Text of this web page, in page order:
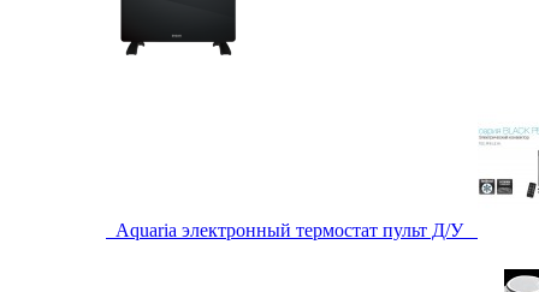
Aquaria электронный термостат пульт Д/У